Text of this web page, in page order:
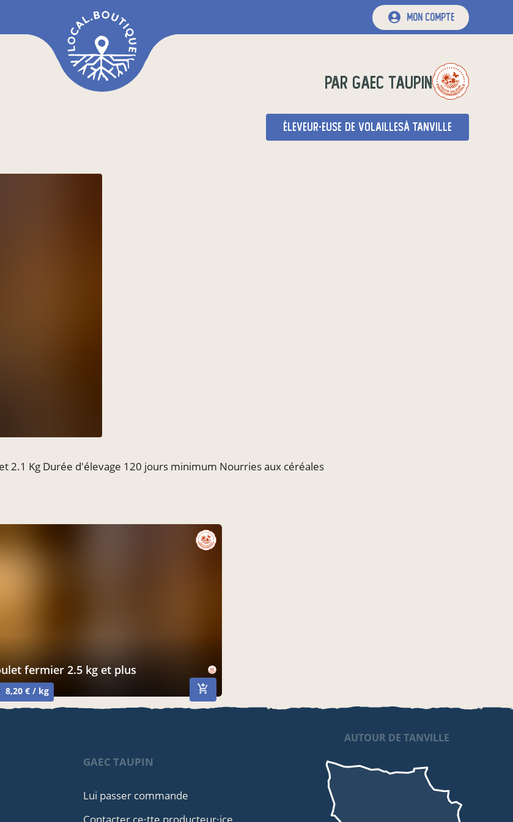
mon compte
par gaec taupin
éleveur·euse de volaillesà Tanville
2.1 Kg Durée d'élevage 120 jours minimum Nourries aux céréales
fermier 2.5 kg et plus
8,20 € / kg
GAEC TAUPIN
Lui passer commande
Contacter ce·tte producteur·ice
AUTOUR DE TANVILLE